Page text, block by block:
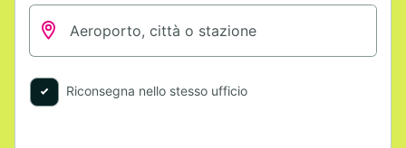
Riconsegna nello stesso ufficio